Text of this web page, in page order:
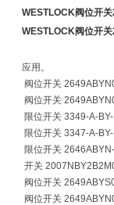
WESTLOCK阀位开
WESTLOCK阀位开
应用。
阀位开关
阀位开关
限位开关 3349-A-
限位开关 3347-A-
限位开关
开关
阀位开关
阀位开关